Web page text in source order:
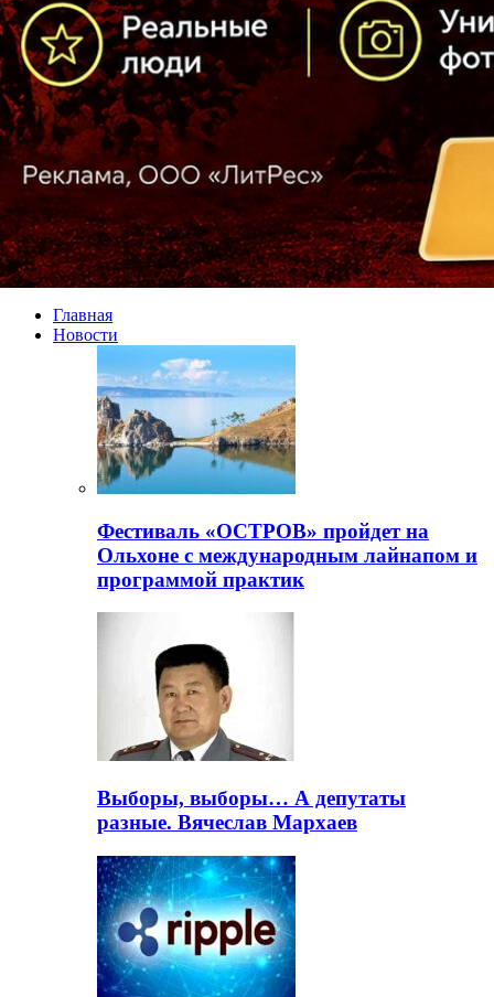
Главная
Новости
Фестиваль «ОСТРОВ» пройдет на
Ольхоне с международным лайнапом и
программой практик
Выборы, выборы… А депутаты
разные. Вячеслав Мархаев